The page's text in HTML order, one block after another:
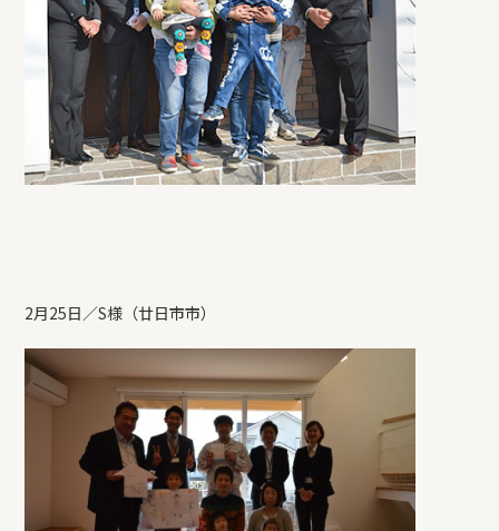
2月25日／S様（廿日市市）